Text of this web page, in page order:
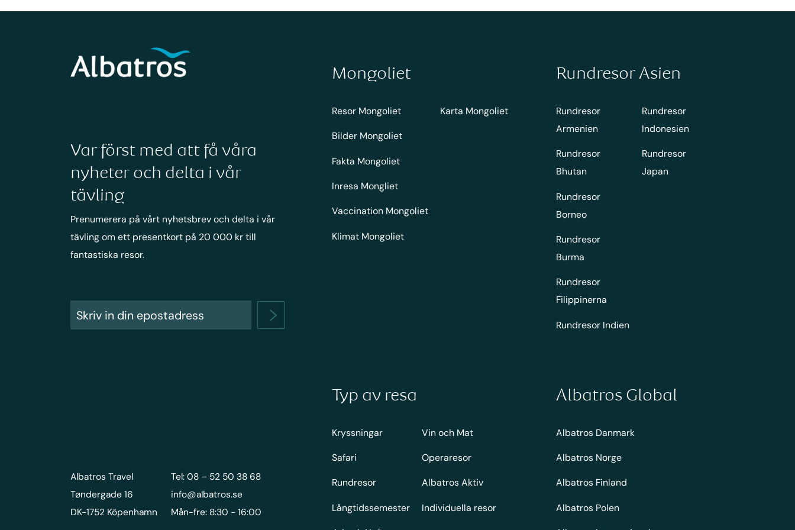
Var först med att få våra
nyheter och delta i vår
tävling
Prenumerera på vårt nyhetsbrev och delta i vår
tävling om ett presentkort på 20 000 kr till
fantastiska resor.
Mongoliet
Resor Mongoliet
Bilder Mongoliet
Fakta Mongoliet
Inresa Mongliet
Vaccination Mongoliet
Klimat Mongoliet
Karta Mongoliet
Rundresor Asien
Rundresor
Armenien
Rundresor
Bhutan
Rundresor
Borneo
Rundresor
Burma
Rundresor
Filippinerna
Rundresor Indien
Rundresor
Indonesien
Rundresor
Japan
Albatros Travel
Tøndergade 16
DK-1752 Köpenhamn
Tel: 08 – 52 50 38 68
info@albatros.se
Mån-fre: 8:30 - 16:00
Typ av resa
Kryssningar
Safari
Rundresor
Långtidssemester
Vin och Mat
Operaresor
Albatros Aktiv
Individuella resor
Albatros Global
Albatros Danmark
Albatros Norge
Albatros Finland
Albatros Polen